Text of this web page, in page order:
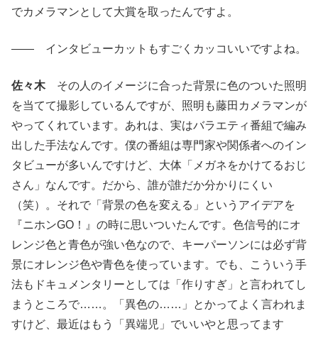
でカメラマンとして大賞を取ったんですよ。
―― インタビューカットもすごくカッコいいですよね。
佐々木その人のイメージに合った背景に色のついた照明
を当てて撮影しているんですが、照明も藤田カメラマンが
やってくれています。あれは、実はバラエティ番組で編み
出した手法なんです。僕の番組は専門家や関係者へのイン
タビューが多いんですけど、大体「メガネをかけてるおじ
さん」なんです。だから、誰が誰だか分かりにくい
（笑）。それで「背景の色を変える」というアイデアを
『ニホンGO！』の時に思いついたんです。色信号的にオ
レンジ色と青色が強い色なので、キーパーソンには必ず背
景にオレンジ色や青色を使っています。でも、こういう手
法もドキュメンタリーとしては「作りすぎ」と言われてし
まうところで……。「異色の……」とかってよく言われま
すけど、最近はもう「異端児」でいいやと思ってます